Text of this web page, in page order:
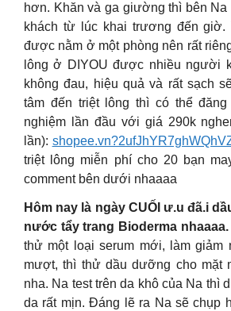
hơn. Khăn và ga giường thì bên Na
khách từ lúc khai trương đến giờ.
được nằm ở một phòng nên rất
lông ở DIYOU được nhiều người
không đau, hiệu quả và rất sạch
tâm đến triệt lông thì có thể
nghiệm lần đầu với giá 290k
lần):
triệt lông miễn phí cho 20 bạn
comment bên dưới nhaaaa
Hôm nay là ngày CUỐI ư.u đã.i
nước tẩy trang Bioderma nhaaaa.
thử một loại serum mới, làm giảm
mượt, thì thử dầu dưỡng cho mặt
nha. Na test trên da khô của Na thì
da rất mịn. Đáng lẽ ra Na sẽ chụp